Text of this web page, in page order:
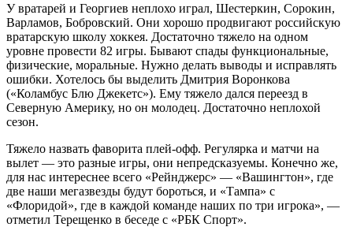
У вратарей и Георгиев неплохо играл, Шестеркин, Сорокин,
Варламов, Бобровский. Они хорошо продвигают российскую
вратарскую школу хоккея. Достаточно тяжело на одном
уровне провести 82 игры. Бывают спады функциональные,
физические, моральные. Нужно делать выводы и исправлять
ошибки. Хотелось бы выделить Дмитрия Воронкова
(«Коламбус Блю Джекетс»). Ему тяжело дался переезд в
Северную Америку, но он молодец. Достаточно неплохой
сезон.
Тяжело назвать фаворита плей-офф. Регулярка и матчи на
вылет — это разные игры, они непредсказуемы. Конечно же,
для нас интереснее всего «Рейнджерс» — «Вашингтон», где
две наши мегазвезды будут бороться, и «Тампа» с
«Флоридой», где в каждой команде наших по три игрока», —
отметил Терещенко в беседе с «РБК Спорт».